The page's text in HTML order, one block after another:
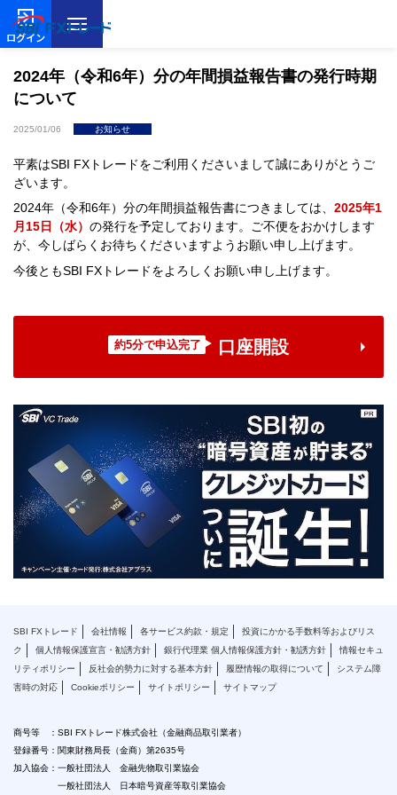
ログイン
2024年（令和6年）分の年間損益報告書の発行時期
について
2025/01/06 お知らせ
平素はSBI FXトレードをご利用くださいまして誠にありがとうご
ざいます。
2024年（令和6年）分の年間損益報告書につきましては、 2025年1
月15日（水） の発行を予定しております。ご不便をおかけします
が、今しばらくお待ちくださいますようお願い申し上げます。
今後ともSBI FXトレードをよろしくお願い申し上げます。
約5分で申込完了 口座開設
SBI FXトレード 会社情報 各サービス約款・規定
投資にかかる手数料等およびリス
ク
個人情報保護宣言・勧誘方針 銀行代理業 個人情報保護方針・勧誘方針
情報セキュ
リティポリシー
反社会的勢力に対する基本方針 履歴情報の取得について
システム障
害時の対応
Cookieポリシー サイトポリシー サイトマップ
商号等 ：SBI FXトレード株式会社（金融商品取引業者）
登録番号：関東財務局長（金商）第2635号
加入協会：一般社団法人 金融先物取引業協会
一般社団法人 日本暗号資産等取引業協会